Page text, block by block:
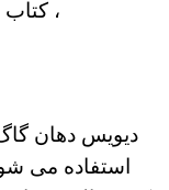
،
دیویس دهان
استفاده می